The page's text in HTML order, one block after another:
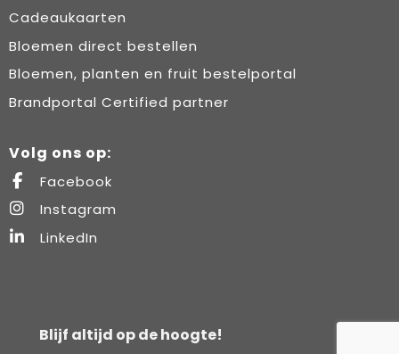
Cadeaukaarten
Bloemen direct bestellen
Bloemen, planten en fruit bestelportal
Brandportal Certified partner
Volg ons op:
Facebook
Instagram
LinkedIn
Blijf altijd op de hoogte!